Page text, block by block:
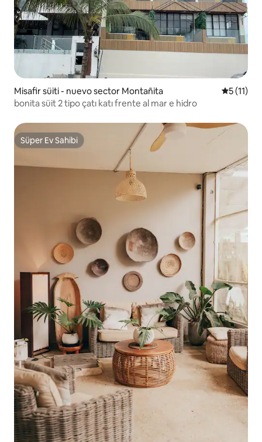
Misafir süiti - nuevo sector Montañita 55 (11)
bonita süit 2 tipo çatı katı frente al mar e hidro
Süper Ev Sahibi
Süper Ev Sahibi